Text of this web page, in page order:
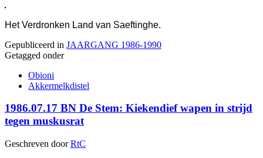
Het Verdronken Land van Saeftinghe.
Gepubliceerd in JAARGANG 1986-1990
Getagged onder
Obioni
Akkermelkdistel
1986.07.17 BN De Stem: Kiekendief wapen in strijd
tegen muskusrat
Geschreven doorRtC